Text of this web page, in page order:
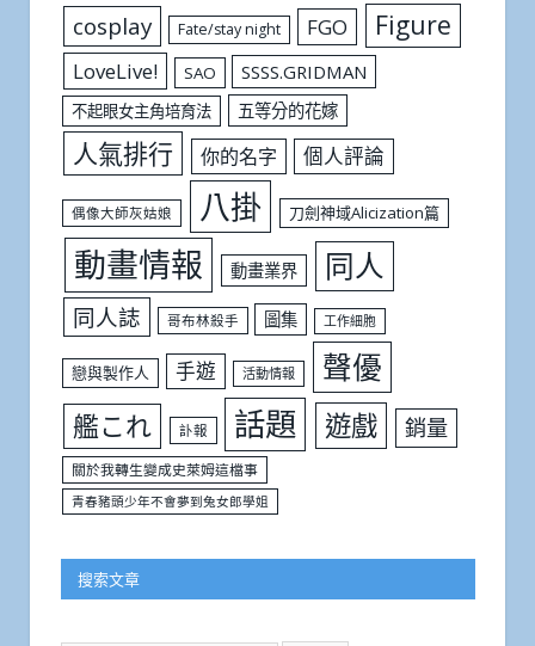
cosplay Fate/stay night FGO Figure
LoveLive! SAO SSSS.GRIDMAN
不起眼女主角培育法 五等分的花嫁
人氣排行 你的名字 個人評論
偶像大師灰姑娘 八掛 刀劍神域Alicization篇
動畫情報 動畫業界 同人
同人誌 哥布林殺手 圖集 工作細胞
戀與製作人 手遊 活動情報 聲優
艦これ 訃報 話題 遊戲 銷量
關於我轉生變成史萊姆這檔事
青春豬頭少年不會夢到兔女郎學姐
搜索文章